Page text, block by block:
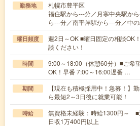
勤務地
札幌市豊平区
福住駅から---分／月寒中央駅か
ら---分／南平岸駅から---分／中
曜日頻度
週2日～OK ■曜日固定の相談OK
談ください！
時間
9:00～18:00（休憩60分）■ご希
OK！早番 7:00～16:00遅番 …
期間
【現在も積極採用中！急募！】
ら最短2～3日後に就業可能！
時給
無資格未経験：時給1300円～
日収1万400円以上